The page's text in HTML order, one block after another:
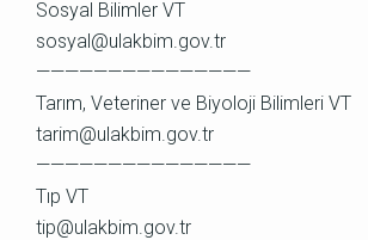
Sosyal Bilimler VT
sosyal@ulakbim.gov.tr
———————————————
Tarım, Veteriner ve Biyoloji Bilimleri VT
tarim@ulakbim.gov.tr
———————————————
Tıp VT
tip@ulakbim.gov.tr